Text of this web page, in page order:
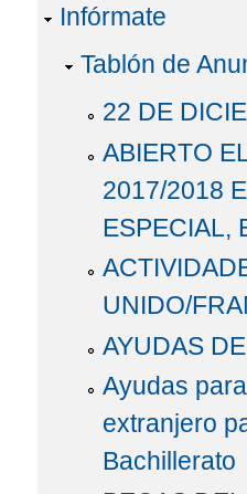
Infórmate
Tablón de
22 DE
ABIERTO
2017/2018
ESPECIAL,
UNIDO/
AYUDAS
Ayudas
extranjero
Bachillerato